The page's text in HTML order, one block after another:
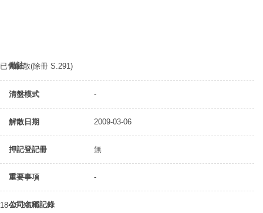
備註
已告解散(除冊 S.291)
清盤模式 -
解散日期 2009-03-06
押記登記冊 無
重要事項 -
公司名稱記錄
18-10-2004